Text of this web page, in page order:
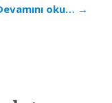
oku… →